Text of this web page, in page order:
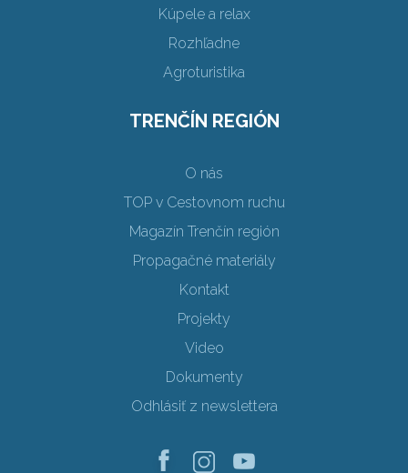
Kúpele a relax
Rozhľadne
Agroturistika
TRENČÍN REGIÓN
O nás
TOP v Cestovnom ruchu
Magazín Trenčín región
Propagačné materiály
Kontakt
Projekty
Video
Dokumenty
Odhlásiť z newslettera